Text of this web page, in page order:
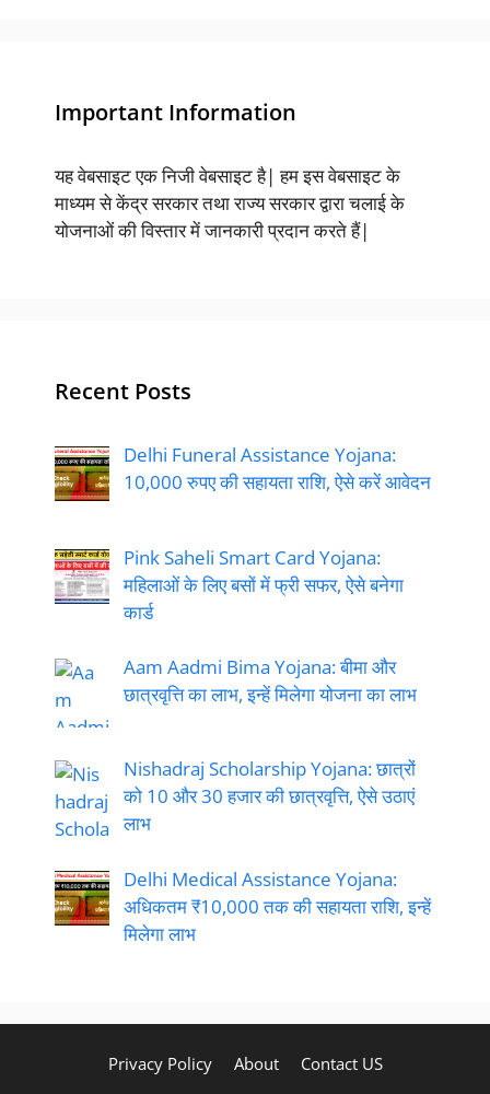
Important Information
यह वेबसाइट एक निजी वेबसाइट है| हम इस वेबसाइट के
माध्यम से केंद्र सरकार तथा राज्य सरकार द्वारा चलाई के
योजनाओं की विस्तार में जानकारी प्रदान करते हैं|
Recent Posts
Delhi Funeral Assistance Yojana:
10,000 रुपए की सहायता राशि, ऐसे करें आवेदन
Pink Saheli Smart Card Yojana:
महिलाओं के लिए बसों में फ्री सफर, ऐसे बनेगा
कार्ड
Aam Aadmi Bima Yojana: बीमा और
छात्रवृत्ति का लाभ, इन्हें मिलेगा योजना का लाभ
Nishadraj Scholarship Yojana: छात्रों
को 10 और 30 हजार की छात्रवृत्ति, ऐसे उठाएं
लाभ
Delhi Medical Assistance Yojana:
अधिकतम ₹10,000 तक की सहायता राशि, इन्हें
मिलेगा लाभ
Privacy Policy About
Contact US